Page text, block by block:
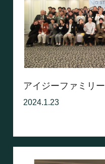
アイジーファミリー
2024.1.23